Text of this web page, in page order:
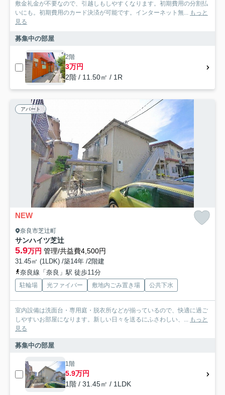
敷金礼金が不要なので、引越しもしやすくなります。初期費用の分割払
いにも。初期費用のカード決済が可能です。インターネット無... もっと
見る
募集中の部屋
2階
3万円
2階 / 11.50㎡ / 1R
アパート
NEW
奈良市芝辻町
サンハイツ芝辻
5.9万円 管理/共益費4,500円
31.45㎡ (1LDK) /築14年 /2階建
奈良線「奈良」駅 徒歩11分
駐輪場 光ファイバー 敷地内ごみ置き場 公共下水
室内設備は洗面台・専用庭・脱衣所などが揃っているので、快適に過ご
しやすいお部屋になります。新しい日々を送るにふさわしい、... もっと
見る
募集中の部屋
1階
5.9万円
1階 / 31.45㎡ / 1LDK